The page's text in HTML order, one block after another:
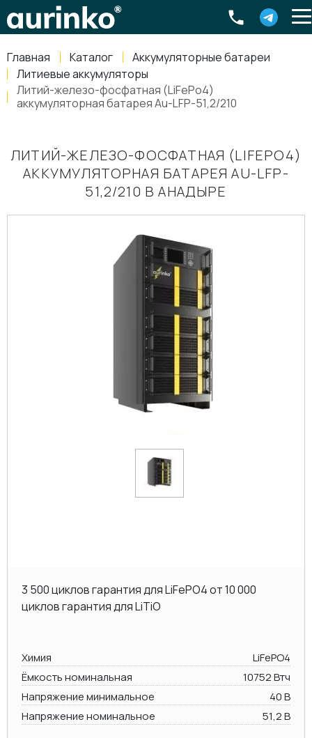
Главная Каталог
Аккумуляторные батареи
Литиевые аккумуляторы
Литий-железо-фосфатная (LiFePo4)
аккумуляторная батарея Au-LFP-51,2/210
ЛИТИЙ-ЖЕЛЕЗО-ФОСФАТНАЯ (LIFEPO4)
АККУМУЛЯТОРНАЯ БАТАРЕЯ AU-LFP-
51,2/210 В АНАДЫРЕ
3 500 циклов гарантия для LiFePO4 от 10 000
циклов гарантия для LiTiO
Химия
LiFePO4
Ёмкость номинальная
10752 Втч
Напряжение минимальное
40 В
Напряжение номинальное
51,2 В
Россия, Свердловская область Екатеринбург ,
8-800-770-79-40